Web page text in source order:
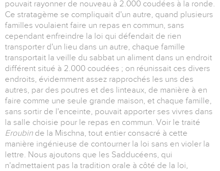
pouvait rayonner de nouveau à 2.000 coudées à la ronde.
Ce stratagème se compliquait d'un autre, quand plusieurs
familles voulaient faire un repas en commun, sans
cependant enfreindre la loi qui défendait de rien
transporter d'un lieu dans un autre, chaque famille
transportait la veille du sabbat un aliment dans un endroit
différent situé à 2.000 coudées ; on réunissait ces divers
endroits, évidemment assez rapprochés les uns des
autres, par des poutres et des linteaux, de manière à en
faire comme une seule grande maison, et chaque famille,
sans sortir de l'enceinte, pouvait apporter ses vivres dans
la salle choisie pour le repas en commun. Voir le traité
Eroubin de la Mischna, tout entier consacré à cette
manière ingénieuse de contourner la loi sans en violer la
lettre. Nous ajoutons que les Sadducéens, qui
n'admettaient pas la tradition orale à côté de la loi,